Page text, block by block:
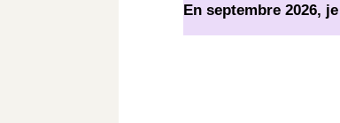
En septembre 2026,